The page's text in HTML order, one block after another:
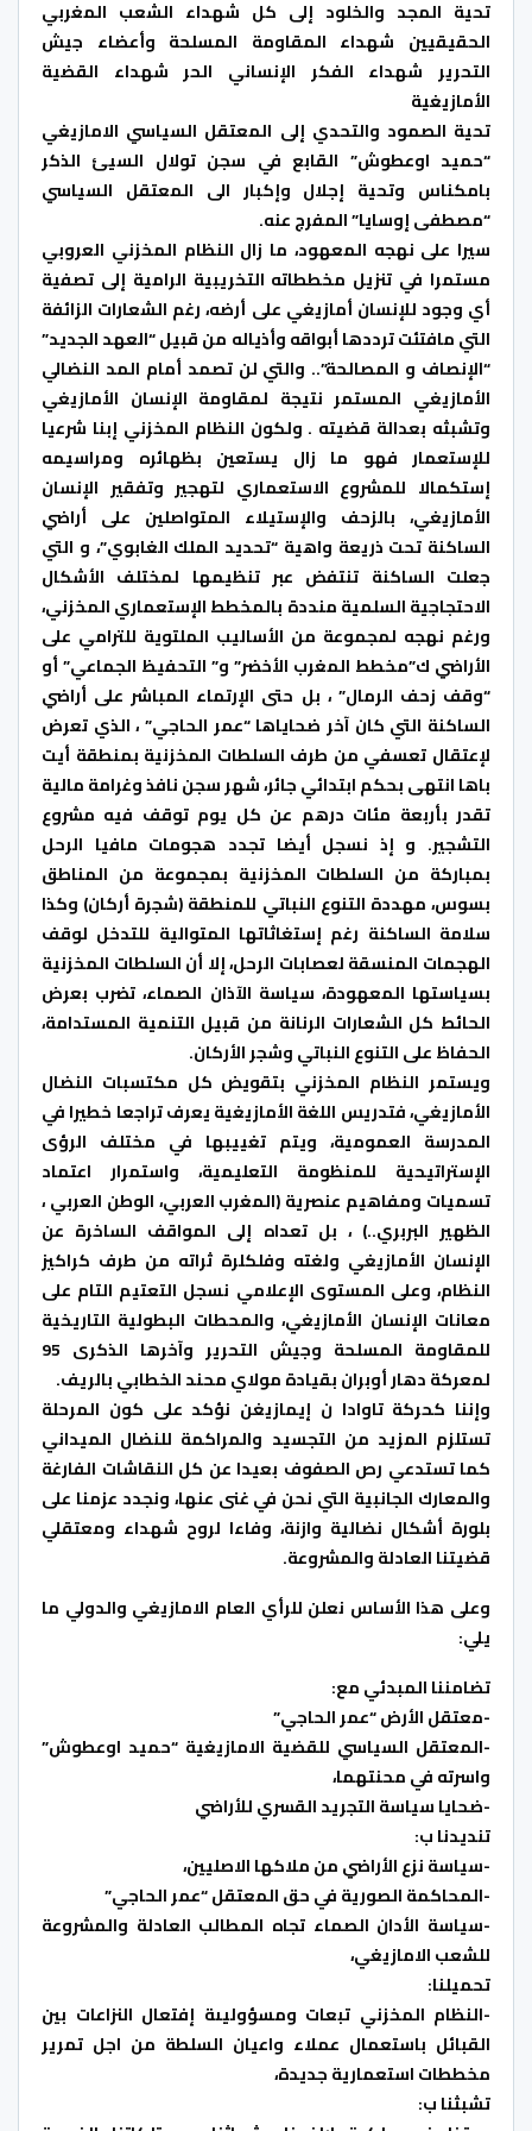
تحية المجد والخلود إلى كل شهداء الشعب المغربي
الحقيقيين شهداء المقاومة المسلحة وأعضاء جيش
التحرير شهداء الفكر الإنساني الحر شهداء القضية
الأمازيغية
تحية الصمود والتحدي إلى المعتقل السياسي الامازيغي
“حميد اوعطوش” القابع في سجن تولال السيئ الذكر
بامكناس وتحية إجلال وإكبار الى المعتقل السياسي
“مصطفى إوسايا” المفرج عنه.
سيرا على نهجه المعهود، ما زال النظام المخزني العروبي
مستمرا في تنزيل مخططاته التخريبية الرامية إلى تصفية
أي وجود للإنسان أمازيغي على أرضه، رغم الشعارات الزائفة
التي مافتئت ترددها أبواقه وأذياله من قبيل “العهد الجديد”
“الإنصاف و المصالحة”.. والتي لن تصمد أمام المد النضالي
الأمازيغي المستمر نتيجة لمقاومة الإنسان الأمازيغي
وتشبثه بعدالة قضيته . ولكون النظام المخزني إبنا شرعيا
للإستعمار فهو ما زال يستعين بظهائره ومراسيمه
إستكمالا للمشروع الاستعماري لتهجير وتفقير الإنسان
الأمازيغي، بالزحف والإستيلاء المتواصلين على أراضي
الساكنة تحت ذريعة واهية “تحديد الملك الغابوي”، و التي
جعلت الساكنة تنتفض عبر تنظيمها لمختلف الأشكال
الاحتجاجية السلمية منددة بالمخطط الإستعماري المخزني،
ورغم نهجه لمجموعة من الأساليب الملتوية للترامي على
الأراضي ك”مخطط المغرب الأخضر” و” التحفيظ الجماعي” أو
“وقف زحف الرمال” ، بل حتى الإرتماء المباشر على أراضي
الساكنة التي كان آخر ضحاياها “عمر الحاجي” ، الذي تعرض
لإعتقال تعسفي من طرف السلطات المخزنية بمنطقة أيت
باها انتهى بحكم ابتدائي جائر، شهر سجن نافذ وغرامة مالية
تقدر بأربعة مئات درهم عن كل يوم توقف فيه مشروع
التشجير. و إذ نسجل أيضا تجدد هجومات مافيا الرحل
بمباركة من السلطات المخزنية بمجموعة من المناطق
بسوس، مهددة التنوع النباتي للمنطقة (شجرة أركان) وكذا
سلامة الساكنة رغم إستغاثاتها المتوالية للتدخل لوقف
الهجمات المنسقة لعصابات الرحل، إلا أن السلطات المخزنية
بسياستها المعهودة، سياسة الآذان الصماء، تضرب بعرض
الحائط كل الشعارات الرنانة من قبيل التنمية المستدامة،
الحفاظ على التنوع النباتي وشجر الأركان.
ويستمر النظام المخزني بتقويض كل مكتسبات النضال
الأمازيغي، فتدريس اللغة الأمازيغية يعرف تراجعا خطيرا في
المدرسة العمومية، ويتم تغييبها في مختلف الرؤى
الإستراتيحية للمنظومة التعليمية، واستمرار اعتماد
تسميات ومفاهيم عنصرية (المغرب العربي، الوطن العربي ،
الظهير البربري..) ، بل تعداه إلى المواقف الساخرة عن
الإنسان الأمازيغي ولغته وفلكلرة ثراته من طرف كراكيز
النظام، وعلى المستوى الإعلامي نسجل التعتيم التام على
معانات الإنسان الأمازيغي، والمحطات البطولية التاريخية
للمقاومة المسلحة وجيش التحرير وآخرها الذكرى 95
لمعركة دهار أوبران بقيادة مولاي محند الخطابي بالريف.
وإننا كحركة تاوادا ن إيمازيغن نؤكد على كون المرحلة
تستلزم المزيد من التجسيد والمراكمة للنضال الميداني
كما تستدعي رص الصفوف بعيدا عن كل النقاشات الفارغة
والمعارك الجانبية التي نحن في غنى عنها، ونجدد عزمنا على
بلورة أشكال نضالية وازنة، وفاءا لروح شهداء ومعتقلي
قضيتنا العادلة والمشروعة.
وعلى هذا الأساس نعلن للرأي العام الامازيغي والدولي ما
يلي:
تضامننا المبدئي مع:
-معتقل الأرض “عمر الحاجي”
-المعتقل السياسي للقضية الامازيغية “حميد اوعطوش”
واسرته في محنتهما،
-ضحايا سياسة التجريد القسري للأراضي
تنديدنا ب:
-سياسة نزع الأراضي من ملاكها الاصليين،
-المحاكمة الصورية في حق المعتقل “عمر الحاجي”
-سياسة الأدان الصماء تجاه المطالب العادلة والمشروعة
للشعب الامازيغي،
تحميلنا:
-النظام المخزني تبعات ومسؤوليىة إفتعال النزاعات بين
القبائل باستعمال عملاء واعيان السلطة من اجل تمرير
مخططات استعمارية جديدة،
تشبثنا ب: